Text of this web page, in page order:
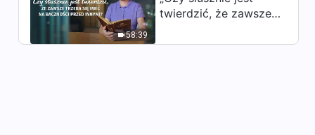
6:36
ludzkiego | Fragment 321
58:39
twierdzić, że zawsze
baczności przed